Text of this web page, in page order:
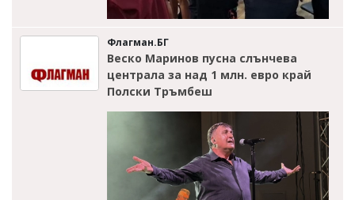
Флагман.БГ
Веско Маринов пусна слънчева
централа за над 1 млн. евро край
Полски Тръмбеш